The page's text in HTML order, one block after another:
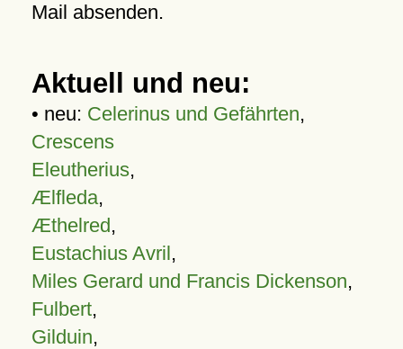
Mail absenden.
Aktuell und neu:
• neu: Celerinus und Gefährten,
Crescens
Eleutherius,
Ælfleda,
Æthelred,
Eustachius Avril,
Miles Gerard und Francis Dickenson,
Fulbert,
Gilduin,